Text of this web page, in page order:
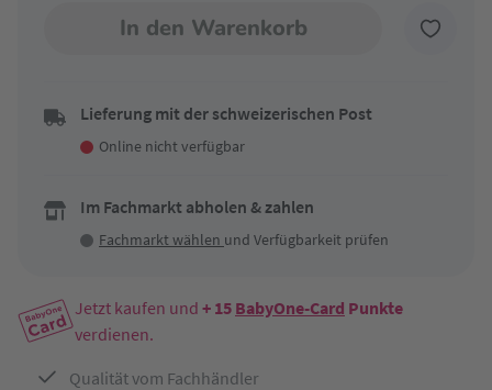
In den Warenkorb
Lieferung mit der schweizerischen Post
Online nicht verfügbar
Im Fachmarkt abholen & zahlen
Fachmarkt wählen und Verfügbarkeit prüfen
Jetzt kaufen und + 15 BabyOne-Card Punkte
verdienen.
Qualität vom Fachhändler